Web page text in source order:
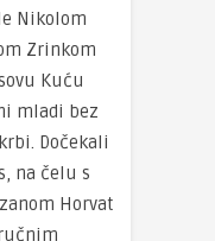
Nikolom
Zrinkom
Kuću
mladi bez
Dočekali
na čelu s
Horvat